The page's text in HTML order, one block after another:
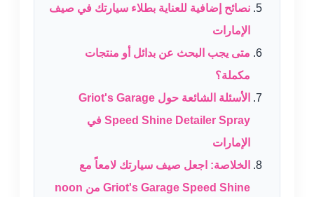
نصائح إضافية للعناية بطلاء سيارتك في صيف
الإمارات
متى يجب البحث عن بدائل أو منتجات
مكملة؟
الأسئلة الشائعة حول Griot's Garage
Speed Shine Detailer Spray في
الإمارات
الخلاصة: اجعل صيف سيارتك لامعاً مع
Griot's Garage Speed Shine من noon